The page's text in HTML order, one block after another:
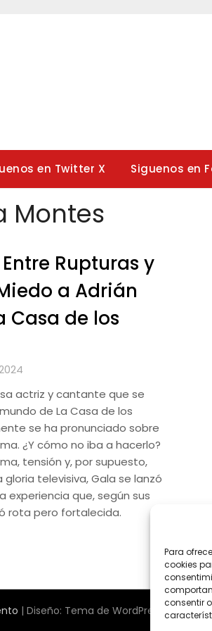
en Twitter X Siguenos en
Montes
Rupturas y
a Adrián
Casa de los
actriz y cantante que se
de La Casa de los
se ha pronunciado sobre
¿Y cómo no iba a hacerlo?
tensión y, por supuesto,
televisiva, Gala se lanzó
experiencia que, según sus
rota pero fortalecida.
| Diseño: Tema de WordPress
Para
cookies
consentir